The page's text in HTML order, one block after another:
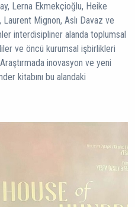
Lerna Ekmekçioğlu, Heike
Mignon, Aslı Davaz ve
interdisipliner alanda toplumsal
ve öncü kurumsal işbirlikleri
inovasyon ve yeni
kitabını bu alandaki